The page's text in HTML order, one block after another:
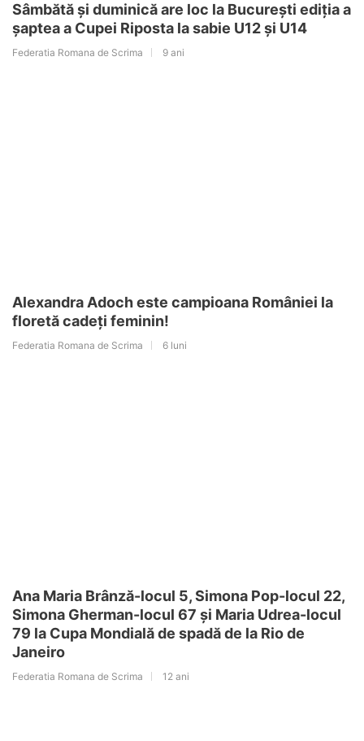
Sâmbătă și duminică are loc la București ediția a
șaptea a Cupei Riposta la sabie U12 și U14
Federatia Romana de Scrima 9 ani
Alexandra Adoch este campioana României la
floretă cadeți feminin!
Federatia Romana de Scrima 6 luni
Ana Maria Brânză-locul 5, Simona Pop-locul 22,
Simona Gherman-locul 67 și Maria Udrea-locul
79 la Cupa Mondială de spadă de la Rio de
Janeiro
Federatia Romana de Scrima 12 ani